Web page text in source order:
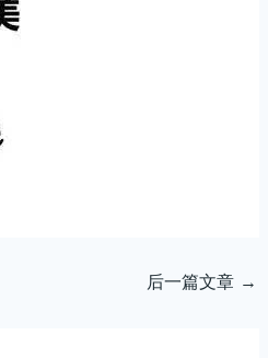
后一篇文章 →